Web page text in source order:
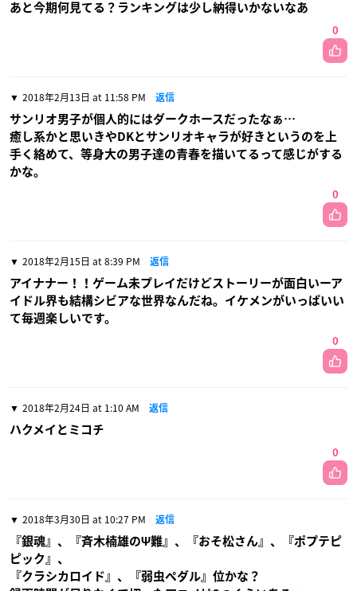
あと今期何見てる？ランキングは少し納得いかないなあ
0
2018年2月13日 at 11:58 PM 返信
サンリオ男子が個人的にはダークホースだったなぁ…
癒し系かと思いきやDKとサンリオキャラが好きというのを上
手く絡めて、等身大の男子達の青春を描いてるって感じがする
かな。
0
2018年2月15日 at 8:39 PM 返信
アイナナー！！ゲーム未プレイだけどストーリーが面白いーア
イドル界も結構シビアな世界なんだね。イケメンがいっぱいい
て毎週楽しいです。
0
2018年2月24日 at 1:10 AM 返信
ハクメイとミコチ
0
2018年3月30日 at 10:27 PM 返信
『銀魂』、『斉木楠雄のΨ難』、『おそ松さん』、『ポプテピ
ピック』、
『クラシカロイド』、『弱虫ペダル』位かな？